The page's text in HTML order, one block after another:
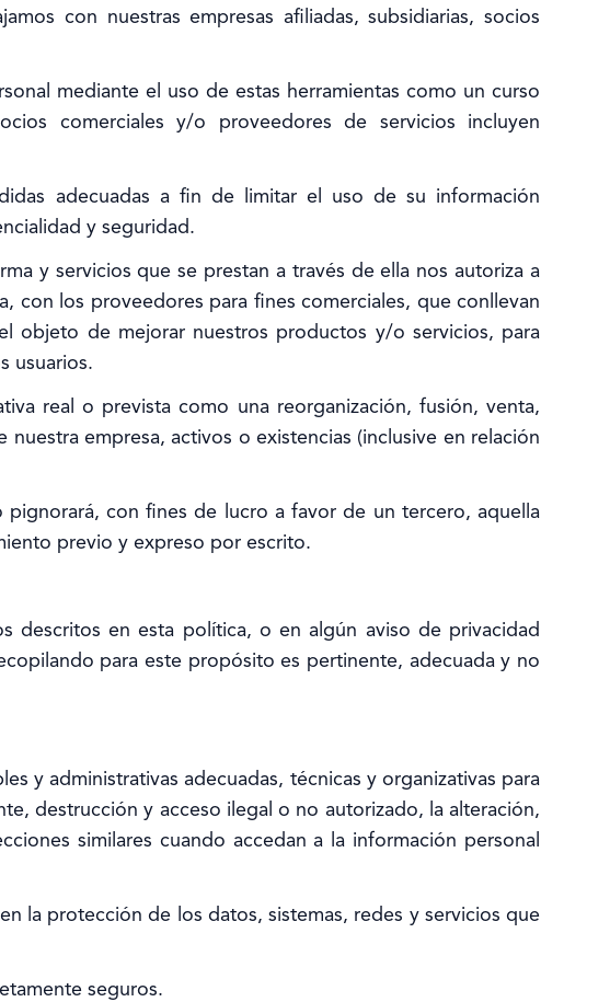
con nuestras empresas afiliadas, subsidiarias, socios
mediante el uso de estas herramientas como un curso
comerciales y/o proveedores de servicios incluyen
adecuadas a fin de limitar el uso de su información
y seguridad.
y servicios que se prestan a través de ella nos autoriza a
con los proveedores para fines comerciales, que conllevan
objeto de mejorar nuestros productos y/o servicios, para
usuarios.
real o prevista como una reorganización, fusión, venta,
empresa, activos o existencias (inclusive en relación
pignorará, con fines de lucro a favor de un tercero, aquella
previo y expreso por escrito.
descritos en esta política, o en algún aviso de privacidad
para este propósito es pertinente, adecuada y no
y administrativas adecuadas, técnicas y organizativas para
destrucción y acceso ilegal o no autorizado, la alteración,
similares cuando accedan a la información personal
la protección de los datos, sistemas, redes y servicios que
seguros.